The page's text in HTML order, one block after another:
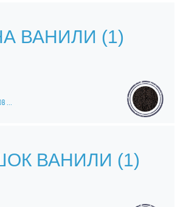
ВАНИЛИ (1)
...
ВАНИЛИ (1)